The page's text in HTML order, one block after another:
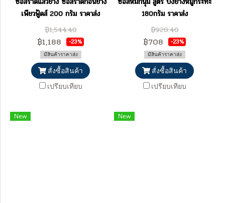
เพียวฟู้ดส์ 200 กรัม ราคาส่ง
฿1,544.40
฿1,188 -23%
มีสินค้าราคาส่ง
สั่งซื้อสินค้า
เปรียบเทียบ
180กรัม ราคาส่ง
฿920.40
฿708 -23%
มีสินค้าราคาส่ง
สั่งซื้อสินค้า
เปรียบเทียบ
New New